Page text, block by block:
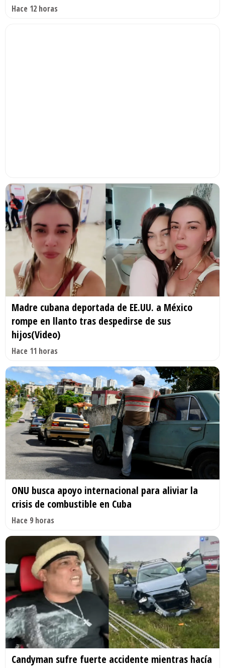
Hace 12 horas
Madre cubana deportada de EE.UU. a México
rompe en llanto tras despedirse de sus
hijos(Video)
Hace 11 horas
ONU busca apoyo internacional para aliviar la
crisis de combustible en Cuba
Hace 9 horas
Candyman sufre fuerte accidente mientras hacía